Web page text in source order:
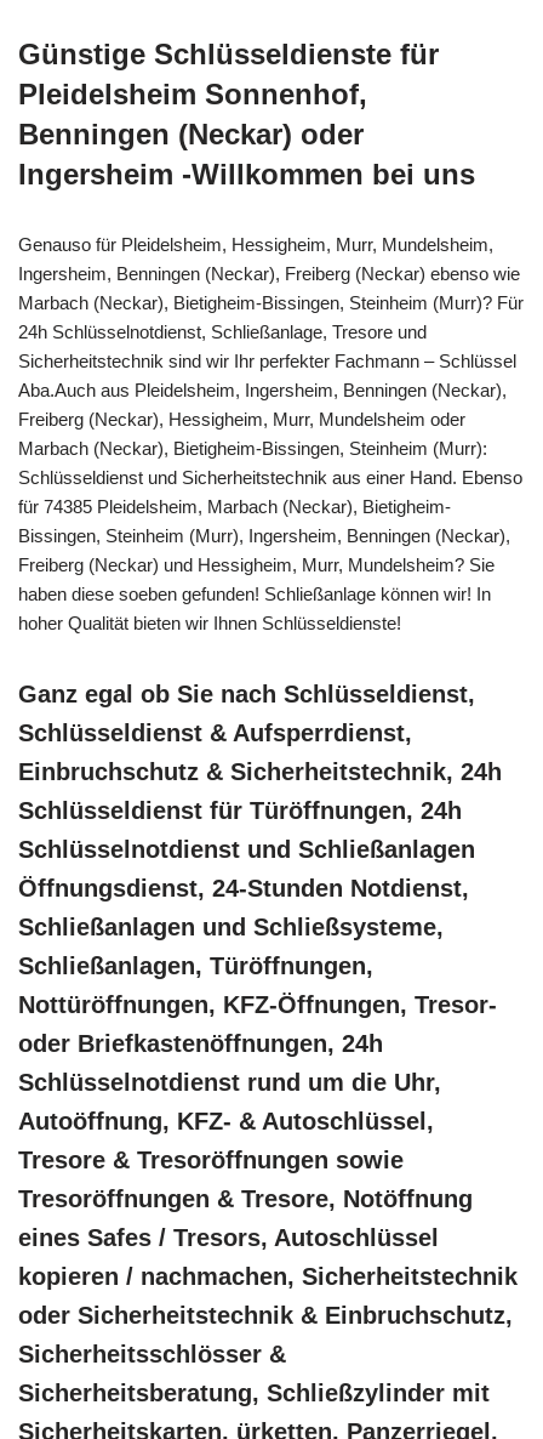
Günstige Schlüsseldienste für
Pleidelsheim Sonnenhof,
Benningen (Neckar) oder
Ingersheim -Willkommen bei uns
Genauso für Pleidelsheim, Hessigheim, Murr, Mundelsheim,
Ingersheim, Benningen (Neckar), Freiberg (Neckar) ebenso wie
Marbach (Neckar), Bietigheim-Bissingen, Steinheim (Murr)? Für
24h Schlüsselnotdienst, Schließanlage, Tresore und
Sicherheitstechnik sind wir Ihr perfekter Fachmann – Schlüssel
Aba.Auch aus Pleidelsheim, Ingersheim, Benningen (Neckar),
Freiberg (Neckar), Hessigheim, Murr, Mundelsheim oder
Marbach (Neckar), Bietigheim-Bissingen, Steinheim (Murr):
Schlüsseldienst und Sicherheitstechnik aus einer Hand. Ebenso
für 74385 Pleidelsheim, Marbach (Neckar), Bietigheim-
Bissingen, Steinheim (Murr), Ingersheim, Benningen (Neckar),
Freiberg (Neckar) und Hessigheim, Murr, Mundelsheim? Sie
haben diese soeben gefunden! Schließanlage können wir! In
hoher Qualität bieten wir Ihnen Schlüsseldienste!
Ganz egal ob Sie nach Schlüsseldienst,
Schlüsseldienst & Aufsperrdienst,
Einbruchschutz & Sicherheitstechnik, 24h
Schlüsseldienst für Türöffnungen, 24h
Schlüsselnotdienst und Schließanlagen
Öffnungsdienst, 24-Stunden Notdienst,
Schließanlagen und Schließsysteme,
Schließanlagen, Türöffnungen,
Nottüröffnungen, KFZ-Öffnungen, Tresor-
oder Briefkastenöffnungen, 24h
Schlüsselnotdienst rund um die Uhr,
Autoöffnung, KFZ- & Autoschlüssel,
Tresore & Tresoröffnungen sowie
Tresoröffnungen & Tresore, Notöffnung
eines Safes / Tresors, Autoschlüssel
kopieren / nachmachen, Sicherheitstechnik
oder Sicherheitstechnik & Einbruchschutz,
Sicherheitsschlösser &
Sicherheitsberatung, Schließzylinder mit
Sicherheitskarten, ürketten, Panzerriegel,